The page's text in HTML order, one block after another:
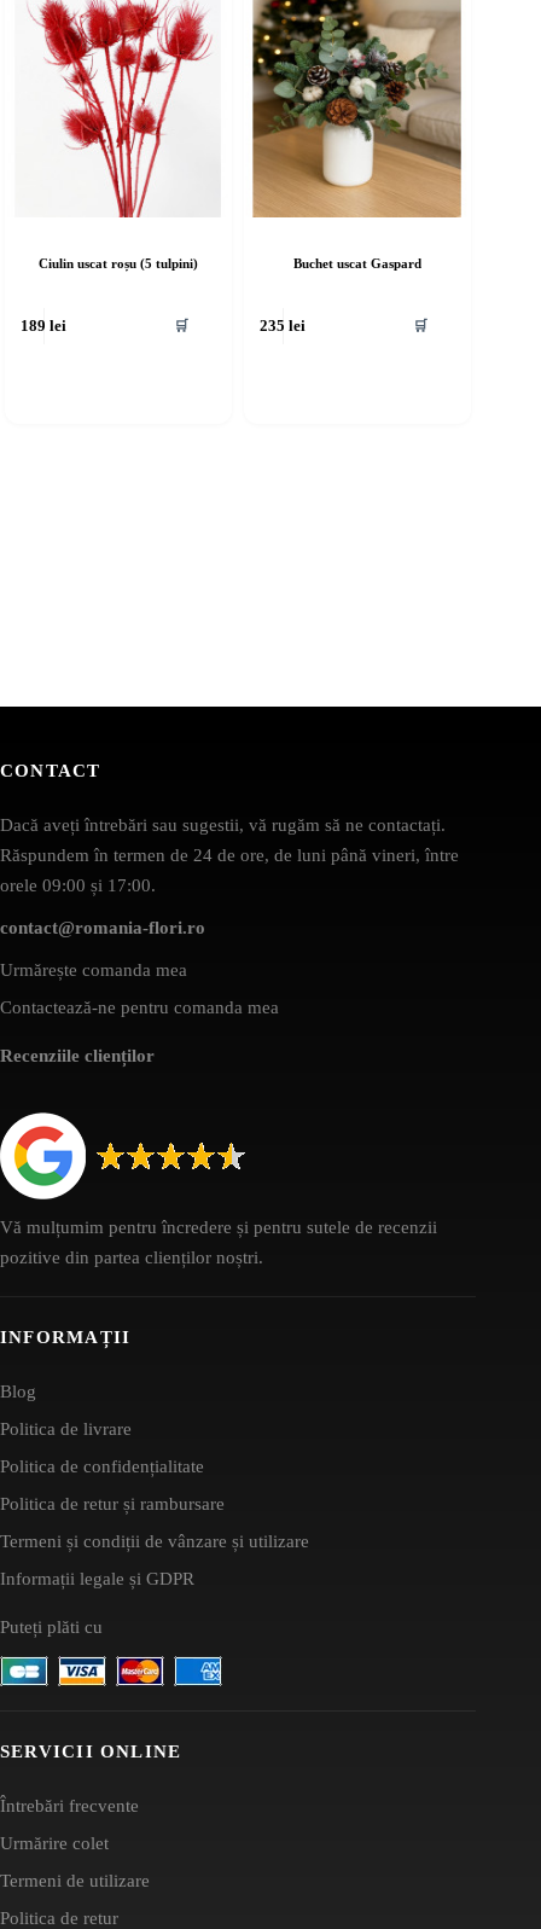
Ciulin uscat roșu (5 tulpini)
189lei 🛒
Buchet uscat Gaspard
235lei 🛒
CONTACT
Dacă aveți întrebări sau sugestii, vă rugăm să ne contactați.
Răspundem în termen de 24 de ore, de luni până vineri, între
orele 09:00 și 17:00.
contact@romania-flori.ro
Urmărește comanda mea
Contactează-ne pentru comanda mea
Recenziile clienților
Vă mulțumim pentru încredere și pentru sutele de recenzii
pozitive din partea clienților noștri.
INFORMAȚII
Blog
Politica de livrare
Politica de confidențialitate
Politica de retur și rambursare
Termeni și condiții de vânzare și utilizare
Informații legale și GDPR
Puteți plăti cu
SERVICII ONLINE
Întrebări frecvente
Urmărire colet
Termeni de utilizare
Politica de retur